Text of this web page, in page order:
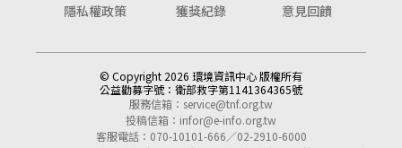
隱私權政策
獲獎紀錄 意見回饋
© Copyright 2026 環境資訊中心 版權所有
公益勸募字號： 衛部救字第1141364365號
服務信箱： service@tnf.org.tw
投稿信箱： infor@e-info.org.tw
客服電話：070-10101-666／02-2910-6000